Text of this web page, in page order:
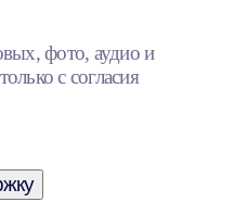
фото, аудио и
с согласия